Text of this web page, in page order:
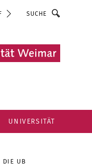
Suche
UNIVERSITÄT
DIE UB